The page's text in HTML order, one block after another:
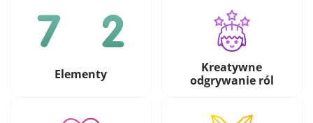
Elementy
Kreatywne
odgrywanie ról